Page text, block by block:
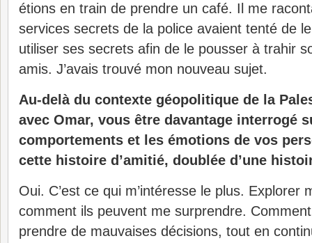
étions en train de prendre un café. Il me
services secrets de la police avaient tenté de
utiliser ses secrets afin de le pousser à trahir
amis. J’avais trouvé mon nouveau sujet.
Au-delà du contexte géopolitique de la
avec Omar, vous être davantage interrogé
comportements et les émotions de vos
cette histoire d’amitié, doublée d’une
Oui. C’est ce qui m’intéresse le plus. Explorer
comment ils peuvent me surprendre.
prendre de mauvaises décisions, tout en